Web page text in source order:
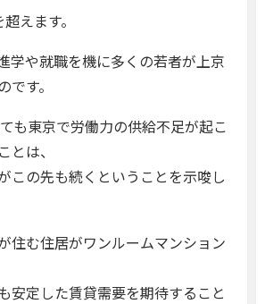
えます。
学や就職を機に多くの若者が上京
です。
も東京で労働力の供給不足が起こ
とは、
この先も続くということを示唆し
住む住居がワンルームマンション
安定した賃貸需要を期待すること